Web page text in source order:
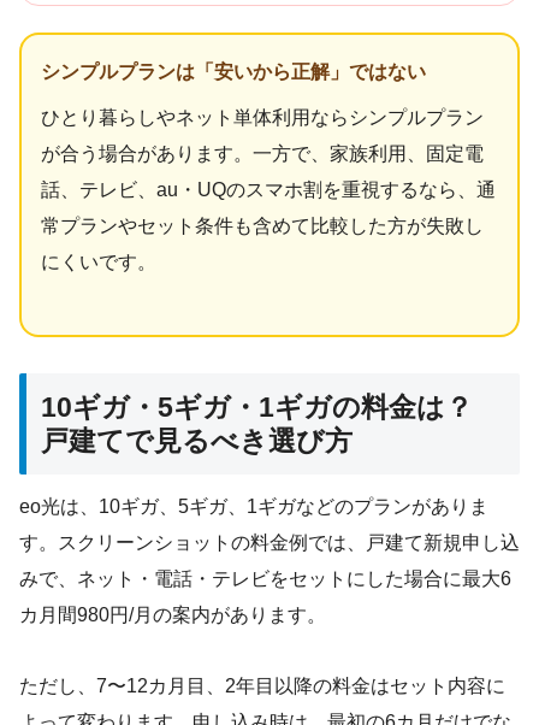
シンプルプランは「安いから正解」ではない
ひとり暮らしやネット単体利用ならシンプルプラン
が合う場合があります。一方で、家族利用、固定電
話、テレビ、au・UQのスマホ割を重視するなら、通
常プランやセット条件も含めて比較した方が失敗し
にくいです。
10ギガ・5ギガ・1ギガの料金は？
戸建てで見るべき選び方
eo光は、10ギガ、5ギガ、1ギガなどのプランがありま
す。スクリーンショットの料金例では、戸建て新規申し込
みで、ネット・電話・テレビをセットにした場合に最大6
カ月間980円/月の案内があります。
ただし、7〜12カ月目、2年目以降の料金はセット内容に